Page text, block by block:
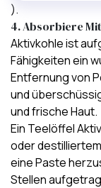
).
4. Absorbiere
Aktivkohle ist
Fähigkeiten ein
Entfernung von
und
und frische Haut.
Ein Teelöffel
oder
eine Paste
Stellen